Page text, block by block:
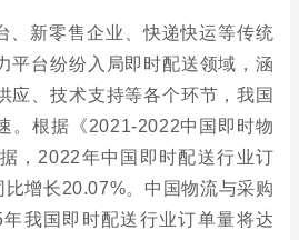
、新零售企业、快递快运等传统
平台纷纷入局即时配送领域，涵
应、技术支持等各个环节，我国
。根据《2021-2022中国即时物
，2022年中国即时配送行业订
增长20.07%。中国物流与采购
我国即时配送行业订单量将达